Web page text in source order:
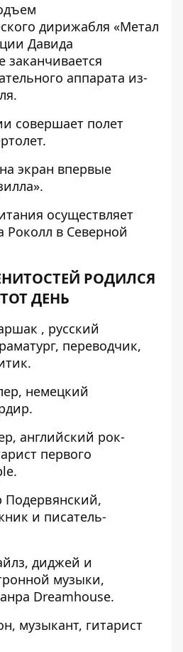
дирижабля «Метал
Давида
аппарата из-
совершает полет
экран впервые
осуществляет
Роколл в Северной
РОДИЛСЯ
ДЕНЬ
, русский
переводчик,
немецкий
английский рок-
первого
и писатель-
диджей и
музыки,
Dreamhouse.
музыкант, гитарист